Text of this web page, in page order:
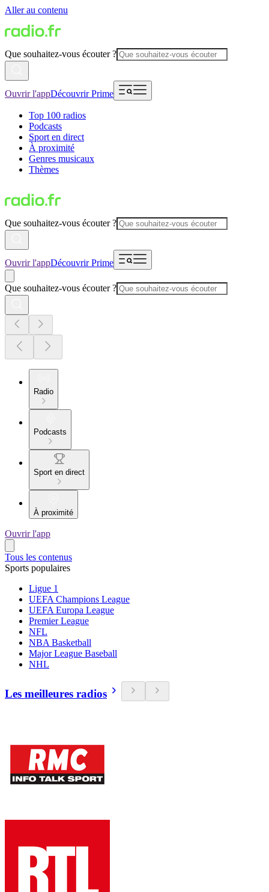
Aller au contenu
Que souhaitez-vous écouter ?
Ouvrir l'appDécouvrir Prime
Top 100 radios
Podcasts
Sport en direct
À proximité
Genres musicaux
Thèmes
Que souhaitez-vous écouter ?
Ouvrir l'appDécouvrir Prime
Que souhaitez-vous écouter ?
Radio
Podcasts
Sport en direct
À proximité
Ouvrir l'app
Tous les contenus
Sports populaires
Ligue 1
UEFA Champions League
UEFA Europa League
Premier League
NFL
NBA Basketball
Major League Baseball
NHL
Les meilleures radios